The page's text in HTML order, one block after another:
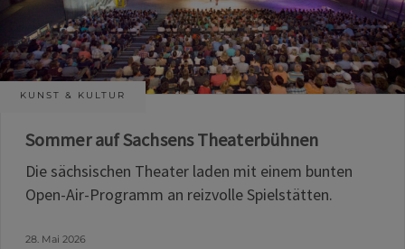
KUNST & KULTUR
Sommer auf Sachsens Theaterbühnen
Die sächsischen Theater laden mit einem bunten
Open-Air-Programm an reizvolle Spielstätten.
28. Mai 2026